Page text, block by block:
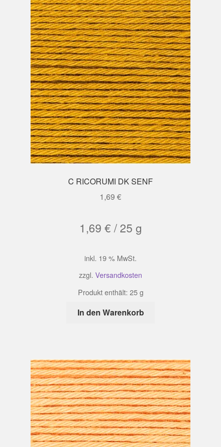
C RICORUMI DK SENF
1,69 €
1,69 € /25 g
inkl. 19 % MwSt.
zzgl. Versandkosten
Produkt enthält: 25g
In den Warenkorb